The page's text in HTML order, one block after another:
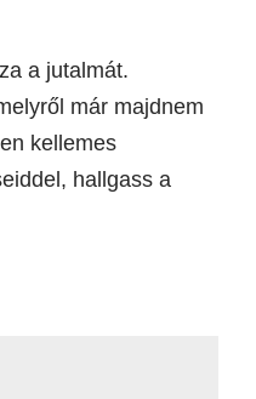
a jutalmát.
már majdnem
kellemes
hallgass a